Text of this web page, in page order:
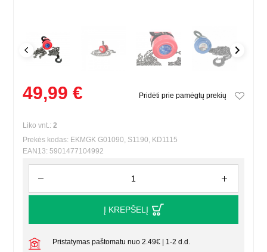
49,99 € Pridėti prie pamėgtų prekių
Liko vnt.:2
Prekės kodas: EKMGK G01090, S1190, KD1115
EAN13: 5901477104992
Į KREPŠELĮ
Pristatymas paštomatu nuo 2.49€ | 1-2 d.d.